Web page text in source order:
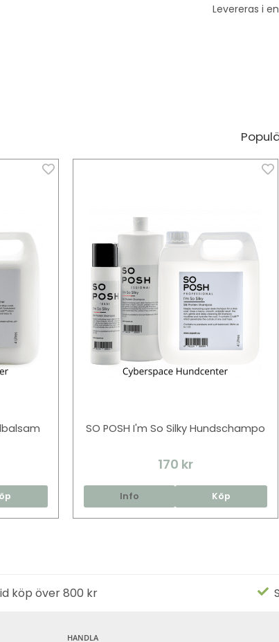
Levereras i
SO POSH I'm So Silky Hundschampo
170 kr
Info Köp
köp över 800 kr
HANDLA